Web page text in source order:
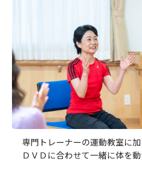
専門トレーナーの運動教室に
ＤＶＤに合わせて一緒に体を